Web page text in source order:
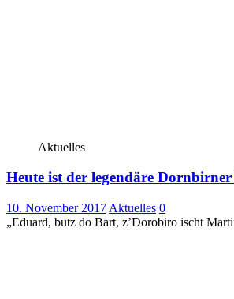
Aktuelles
Heute ist der legendäre
10. November 2017 Aktuelles 0
„Eduard, butz do Bart, z’Dorobiro ischt